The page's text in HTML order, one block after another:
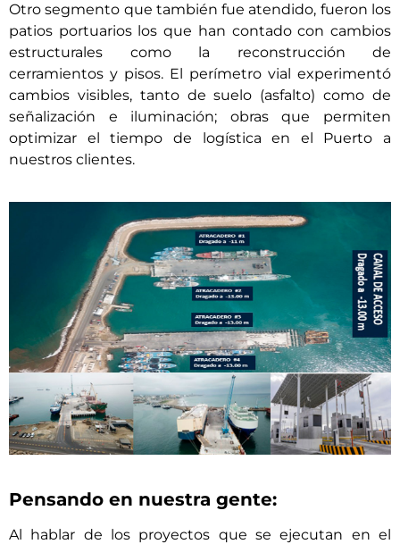
Otro segmento que también fue atendido, fueron los
patios portuarios los que han contado con cambios
estructurales como la reconstrucción de
cerramientos y pisos. El perímetro vial experimentó
cambios visibles, tanto de suelo (asfalto) como de
señalización e iluminación; obras que permiten
optimizar el tiempo de logística en el Puerto a
nuestros clientes.
Pensando en nuestra gente:
Al hablar de los proyectos que se ejecutan en el